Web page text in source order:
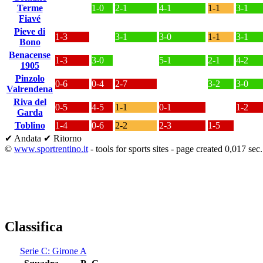
Terme
Fiavé
1-0 2-1 4-1 1-1 3-1
Pieve di
Bono
1-3 3-1 3-0 1-1
3-1
Benacense
1905
1-3 3-0 5-1 2-1
4-2
Pinzolo
Valrendena
0-6 0-4 2-7 3-2
3-0
Riva del
Garda
0-5 4-5 1-1 0-1
1-2
Toblino
1-4 0-6 2-2 2-3
1-5
✔ Andata ✔ Ritorno
© www.sportrentino.it - tools for sports sites - page created 0,017 sec.
Classifica
Serie C: Girone A